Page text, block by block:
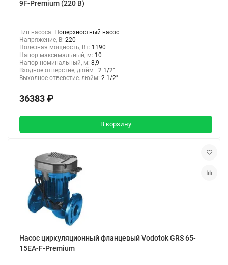
9F-Premium (220 В)
Тип насоса: Поверхностный насос
Напряжение, В: 220
Полезная мощность, Вт: 1190
Напор максимальный, м: 10
Напор номинальный, м: 8,9
Входное отверстие, дюйм : 2 1/2"
Выходное отверстие, дюйм: 2 1/2"
36383 ₽
В корзину
Насос циркуляционный фланцевый Vodotok GRS 65-
15EA-F-Premium